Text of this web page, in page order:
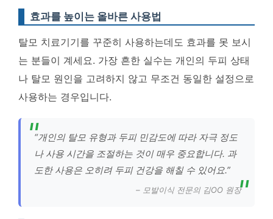
효과를 높이는 올바른 사용법
탈모 치료기기를 꾸준히 사용하는데도 효과를 못 보시
는 분들이 계세요. 가장 흔한 실수는 개인의 두피 상태
나 탈모 원인을 고려하지 않고 무조건 동일한 설정으로
사용하는 경우입니다.
“개인의 탈모 유형과 두피 민감도에 따라 자극 정도
나 사용 시간을 조절하는 것이 매우 중요합니다. 과
도한 사용은 오히려 두피 건강을 해칠 수 있어요.”
– 모발이식 전문의 김OO 원장